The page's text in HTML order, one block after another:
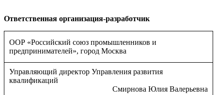
Ответственная организация-разработчик
ООР «Российский союз промышленников и
предпринимателей», город Москва
Управляющий директор Управления развития
квалификаций
Смирнова Юлия Валерьевна